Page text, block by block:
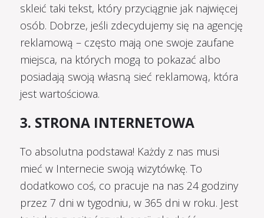
skleić taki tekst, który przyciągnie jak najwięcej
osób. Dobrze, jeśli zdecydujemy się na agencję
reklamową – często mają one swoje zaufane
miejsca, na których mogą to pokazać albo
posiadają swoją własną sieć reklamową, która
jest wartościowa.
3. STRONA INTERNETOWA
To absolutna podstawa! Każdy z nas musi
mieć w Internecie swoją wizytówkę. To
dodatkowo coś, co pracuje na nas 24 godziny
przez 7 dni w tygodniu, w 365 dni w roku. Jest